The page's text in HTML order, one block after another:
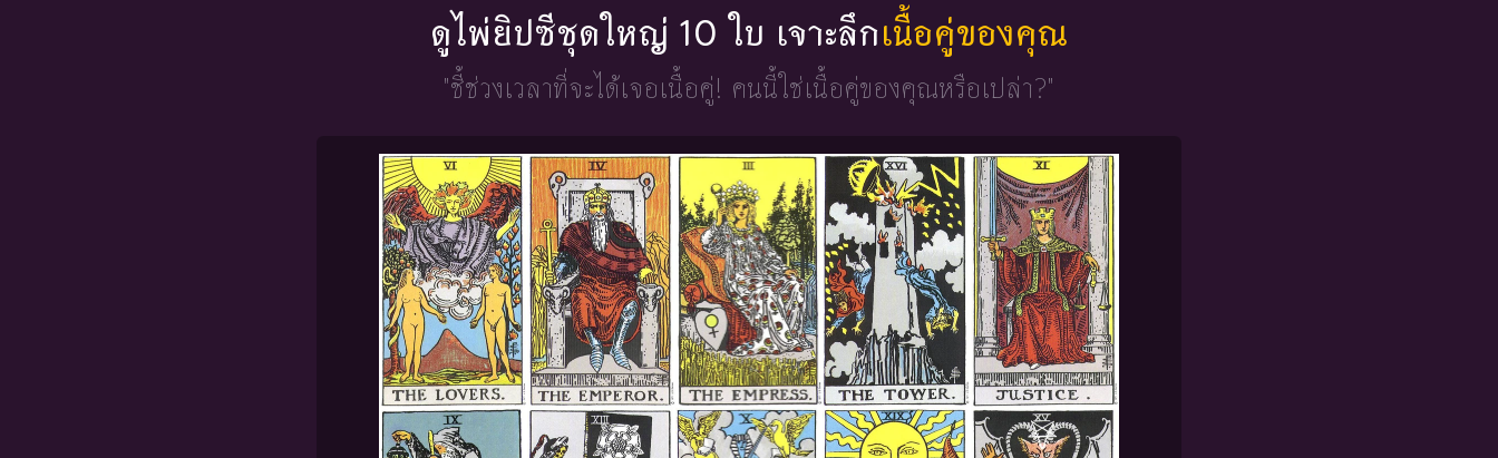
ดูไพ่ยิปซีชุดใหญ่ 10 ใบ เจาะลึกเนื้อคู่ของคุณ
"ชี้ช่วงเวลาที่จะได้เจอเนื้อคู่! คนนี้ใช่เนื้อคู่ของคุณหรือเปล่า?"